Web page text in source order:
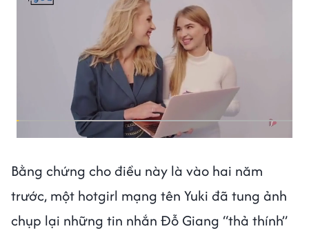
Bằng chứng cho điều này là vào hai năm
trước, một hotgirl mạng tên Yuki đã tung ảnh
chụp lại những tin nhắn Đỗ Giang “thả thính”